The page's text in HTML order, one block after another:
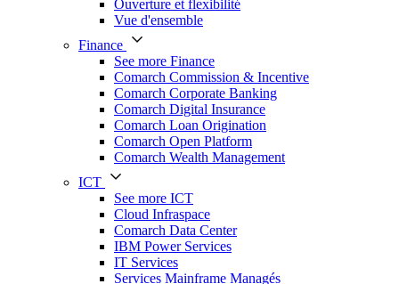
Ouverture et flexibilité
Vue d'ensemble
Finance
See more Finance
Comarch Commission & Incentive
Comarch Corporate Banking
Comarch Digital Insurance
Comarch Loan Origination
Comarch Open Platform
Comarch Wealth Management
ICT
See more ICT
Cloud Infraspace
Comarch Data Center
IBM Power Services
IT Services
Services Mainframe Managés